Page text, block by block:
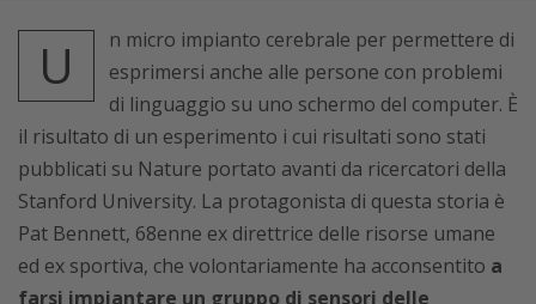
U
n micro impianto cerebrale per permettere di
esprimersi anche alle persone con problemi
di linguaggio su uno schermo del computer. È
il risultato di un esperimento i cui risultati sono stati
pubblicati su Nature portato avanti da ricercatori della
Stanford University. La protagonista di questa storia è
Pat Bennett, 68enne ex direttrice delle risorse umane
ed ex sportiva, che volontariamente ha acconsentito a
farsi impiantare un gruppo di sensori delle